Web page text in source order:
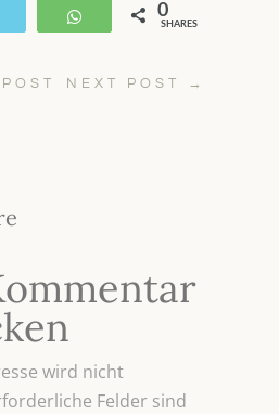
WhatsApp
0
SHARES
NEXT POST →
wird nicht
Felder sind